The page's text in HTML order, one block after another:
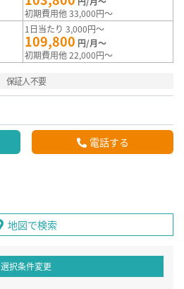
初期費用他 33,000円～
1日当たり 3,000円～
109,800 円/月～
初期費用他 22,000円～
保証人不要
電話する
地図で検索
選択条件変更